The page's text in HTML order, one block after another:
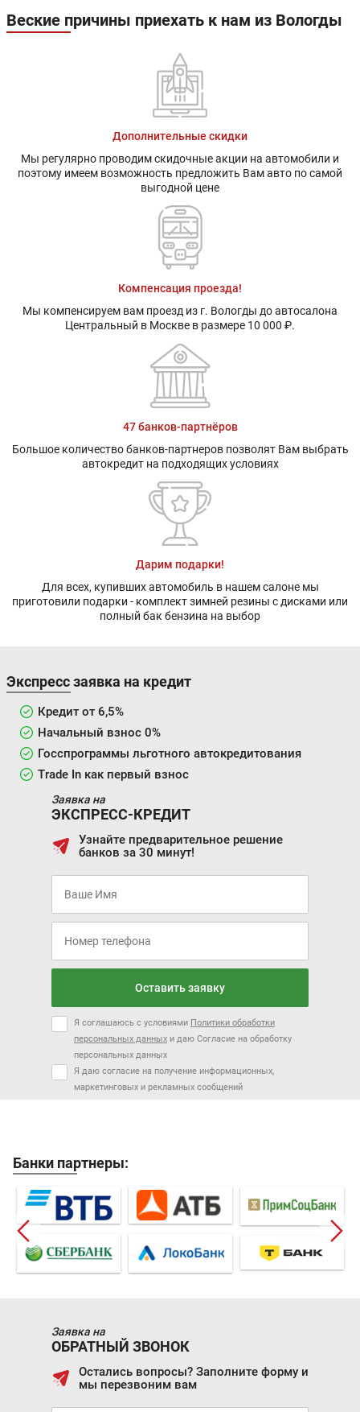
Веские причины приехать к нам из Вологды
Дополнительные скидки
Мы регулярно проводим скидочные акции на автомобили и
поэтому имеем возможность предложить Вам авто по самой
выгодной цене
Компенсация проезда!
Мы компенсируем вам проезд из г. Вологды до автосалона
Центральный в Москве в размере 10 000 ₽.
47 банков-партнёров
Большое количество банков-партнеров позволят Вам выбрать
автокредит на подходящих условиях
Дарим подарки!
Для всех, купивших автомобиль в нашем салоне мы
приготовили подарки - комплект зимней резины с дисками или
полный бак бензина на выбор
Экспресс заявка на кредит
Кредит от 6,5%
Начальный взнос 0%
Госспрограммы льготного автокредитования
Trade In как первый взнос
Заявка на
ЭКСПРЕСС-КРЕДИТ
Узнайте предварительное решение
банков за 30 минут!
Оставить заявку
Я соглашаюсь с условиями Политики обработки
персональных данных и даю Согласие на обработку
персональных данных
Я даю согласие на получение информационных,
маркетинговых и рекламных сообщений
Банки партнеры:
Заявка на
ОБРАТНЫЙ ЗВОНОК
Остались вопросы? Заполните форму и
мы перезвоним вам